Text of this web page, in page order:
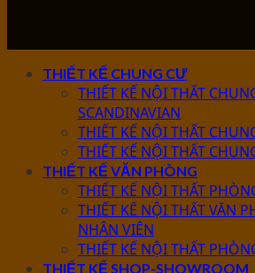
THIẾT KẾ CHUNG CƯ
THIẾT KẾ NỘI THẤT
SCANDINAVIAN
THIẾT KẾ NỘI THẤT
THIẾT KẾ NỘI THẤT
THIẾT KẾ VĂN PHÒNG
THIẾT KẾ NỘI THẤT
THIẾT KẾ NỘI THẤT VĂN
NHÂN VIÊN
THIẾT KẾ NỘI THẤT
THIẾT KẾ SHOP-SHOWROOM